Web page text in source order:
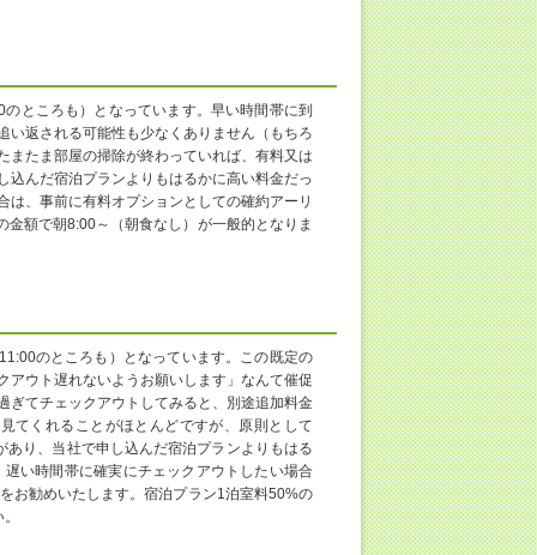
ところも）となっています。早い時間帯に到
い返される可能性も少なくありません（もちろ
またま部屋の掃除が終わっていれば、有料又は
込んだ宿泊プランよりもはるかに高い料金だっ
、事前に有料オプションとしての確約アーリ
額で朝8:00～（朝食なし）が一般的となりま
のところも）となっています。この既定の
アウト遅れないようお願いします」なんて催促
ぎてチェックアウトしてみると、別途追加料金
てくれることがほとんどですが、原則として
り、当社で申し込んだ宿泊プランよりもはる
い時間帯に確実にチェックアウトしたい場合
お勧めいたします。宿泊プラン1泊室料50%の